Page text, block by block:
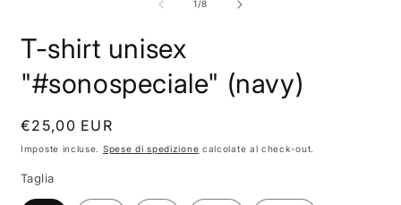
finestra
modale
1/su
8
T-shirt unisex
"#sonospeciale" (navy)
Prezzo
di
€25,00 EUR
Imposte incluse. Spese di spedizione calcolate al check-out.
Taglia